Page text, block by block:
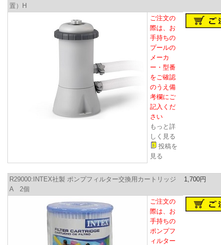
置）H
ご注文の
際は、お
手持ちの
プールの
メーカ
ー・型番
をご確認
のうえ備
考欄にご
記入くだ
さい
もっと詳
しく見る
投稿を
見る
R29000:INTEX社製 ポンプフィルター交換用カートリッジ
A 2個
1,700円
ご注文の
際は、お
手持ちの
ポンプフ
ィルター